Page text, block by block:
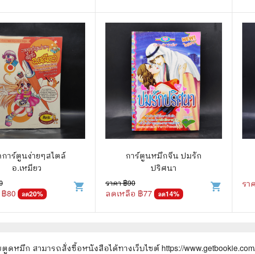
การ์ตูนง่ายๆสไตล์
อ.เหมียว
80 ลด20%
shopping_cart
การ์ตูนหมึกจีน ปมรัก
ปริศนา
ราคา ฿90
ลดเหลือ ฿77 ลด14%
shopping_cart
รา
ตูดหมึก สามารถสั่งซื้อหนังสือได้ทางเว็บไซต์ https://